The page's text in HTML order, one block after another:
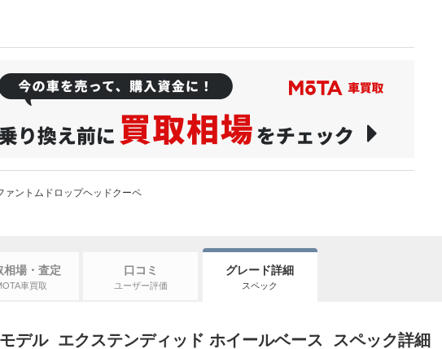
ァントムドロップヘッドクーペ
相場・査定
車買取
口コミ
ユーザー評価
グレード詳細
スペック
デル エクステンディッド ホイールベース スペック詳細